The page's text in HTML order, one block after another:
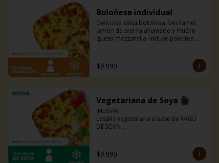
Boloñesa individual
Deliciosa salsa boloñesa, bechamel,
jamón de pierna ahumado y mucho
queso mozzarella. Incluye pancitos
$9.990
Vegetariana de Soya
¡NUEVA!
Lasaña vegetariana a base de RAGÚ
DE SOYA.
Disponible en todas sus versiones.
NOTA: Puede contener trazas de
$9.990